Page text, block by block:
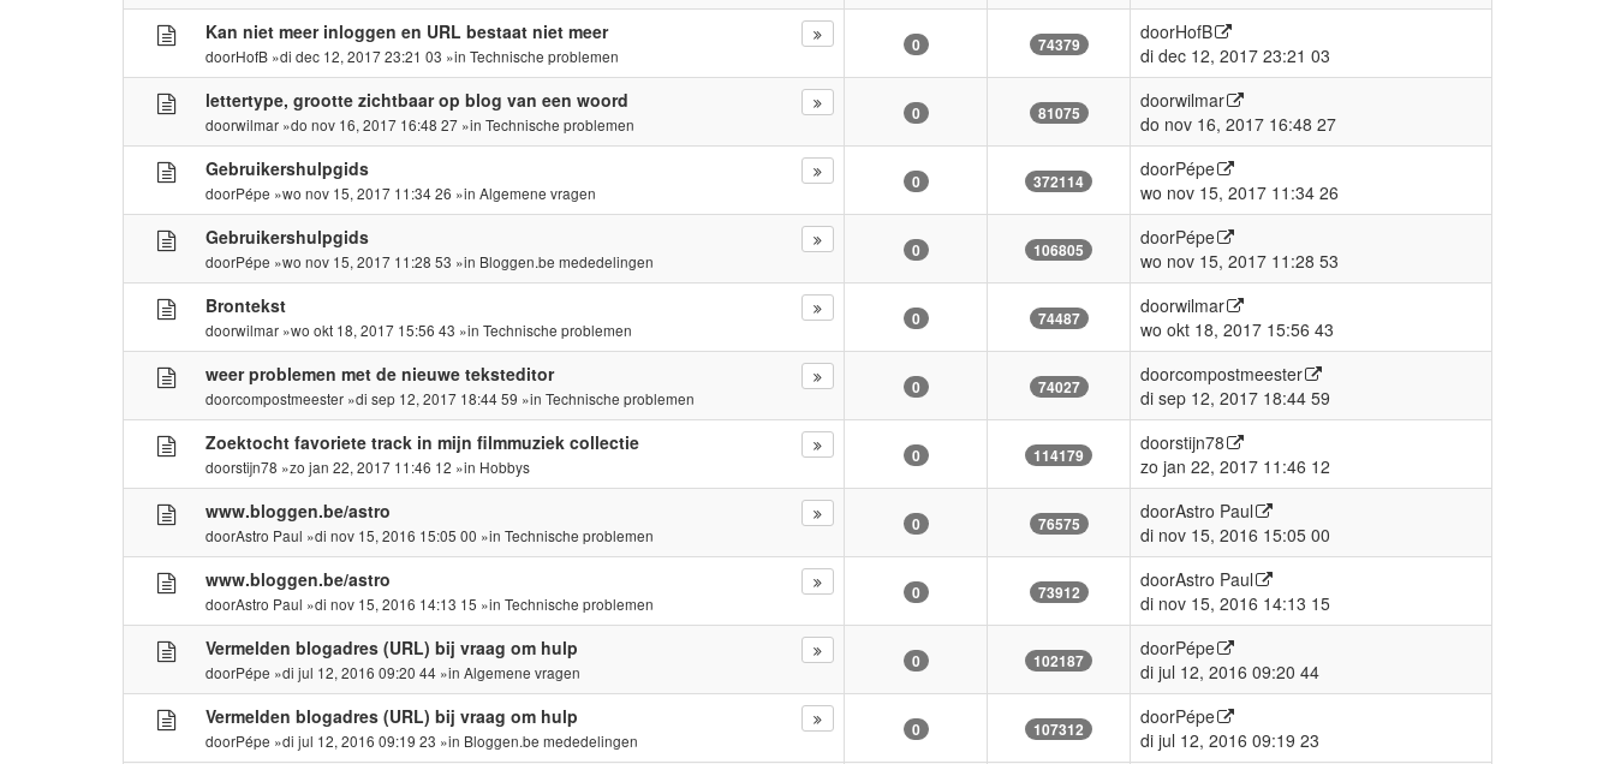
Kan niet meer inloggen en URL bestaat niet meer
doorHofB »di dec 12, 2017 23:21 03 »inTechnische problemen
0 74379
doorHofB
di dec 12, 2017 23:21 03
lettertype, grootte zichtbaar op blog van een woord
doorwilmar »do nov 16, 2017 16:48 27 »inTechnische problemen
0 81075
doorwilmar
do nov 16, 2017 16:48 27
Gebruikershulpgids
doorPépe »wo nov 15, 2017 11:34 26 »inAlgemene vragen
0 372114
doorPépe
wo nov 15, 2017 11:34 26
Gebruikershulpgids
doorPépe »wo nov 15, 2017 11:28 53 »in Bloggen.be mededelingen
0 106805
doorPépe
wo nov 15, 2017 11:28 53
Brontekst
doorwilmar »wo okt 18, 2017 15:56 43 »inTechnische problemen
0 74487
doorwilmar
wo okt 18, 2017 15:56 43
weer problemen met de nieuwe teksteditor
doorcompostmeester »di sep 12, 2017 18:44 59 »inTechnische problemen
0 74027
doorcompostmeester
di sep 12, 2017 18:44 59
Zoektocht favoriete track in mijn filmmuziek collectie
doorstijn78 »zo jan 22, 2017 11:46 12 »in Hobbys
0 114179
doorstijn78
zo jan 22, 2017 11:46 12
www.bloggen.be/astro
doorAstro Paul »di nov 15, 2016 15:05 00 »inTechnische problemen
0 76575
doorAstro Paul
di nov 15, 2016 15:05 00
www.bloggen.be/astro
doorAstro Paul »di nov 15, 2016 14:13 15 »inTechnische problemen
0 73912
doorAstro Paul
di nov 15, 2016 14:13 15
Vermelden blogadres (URL) bij vraag om hulp
doorPépe »di jul 12, 2016 09:20 44 »inAlgemene vragen
0 102187
doorPépe
di jul 12, 2016 09:20 44
Vermelden blogadres (URL) bij vraag om hulp
doorPépe »di jul 12, 2016 09:19 23 »in Bloggen.be mededelingen
0 107312
doorPépe
di jul 12, 2016 09:19 23